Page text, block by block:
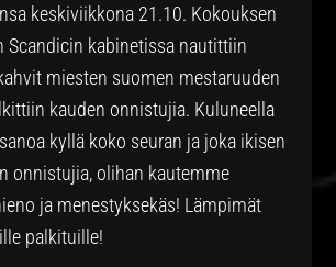
keskiviikkona 21.10. Kokouksen
Scandicin kabinetissa nautittiin
miesten suomen mestaruuden
kauden onnistujia. Kuluneella
kyllä koko seuran ja joka ikisen
onnistujia, olihan kautemme
ja menestyksekäs! Lämpimät
palkituille!